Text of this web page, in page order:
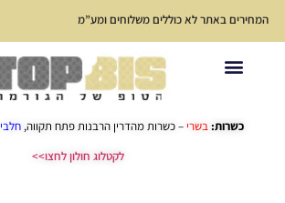
המחירים באתר לא כוללים משלוחים ומע”מ
כשרות:בשרי – כשרות מהדרין הרבנות פתח תקווה,חלבי
לקטלוג חולון לחצו>>